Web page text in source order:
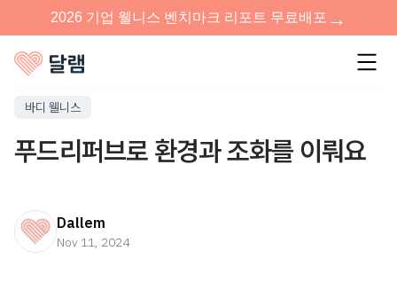
바디 웰니스
푸드리퍼브로 환경과 조화를 이뤄요
Dallem
Nov 11, 2024